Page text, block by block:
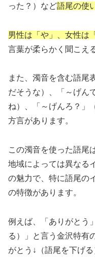
った？）など語尾の使
男性は「や」、女性は
言葉が柔らかく聞こえ
また、濁音を含む語尾
だそうな）、「～げん
ね）、「～げんろ？」
方言があります。
この濁音を使った語尾
地域によっては異なる
の魅力で、特に語尾の
の特徴があります。
例えば、「ありがとう
る）」と言う金沢特有
がとう↓（語尾を下げ